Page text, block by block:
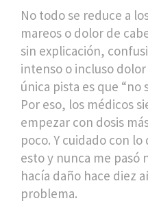
No todo se reduce a
mareos o dolor de
sin explicación,
intenso o incluso dolor
única pista es que “no
Por eso, los médicos
empezar con dosis
poco. Y cuidado con
esto y nunca me pasó
hacía daño hace diez
problema.